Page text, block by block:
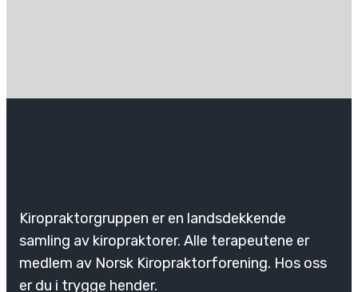
Kiropraktorgruppen er en landsdekkende
samling av kiropraktorer. Alle terapeutene er
medlem av Norsk Kiropraktorforening. Hos oss
er du i trygge hender.